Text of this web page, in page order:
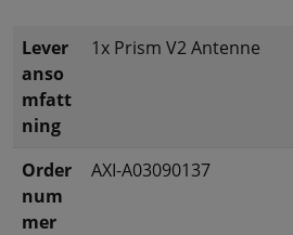
Lever
anso
mfatt
ning
1x Prism V2 Antenne
Order
num
mer
AXI-A03090137